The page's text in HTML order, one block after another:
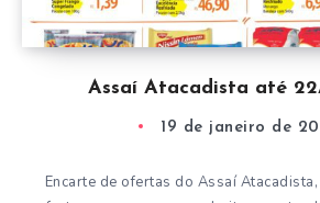
Assaí Atacadista até
19 de janeiro de
Encarte de ofertas do Assaí